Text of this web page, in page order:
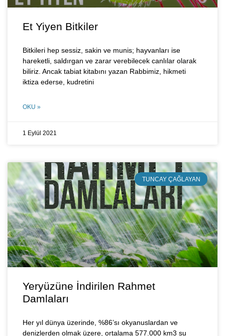
Et Yiyen Bitkiler
Bitkileri hep sessiz, sakin ve munis; hayvanları ise
hareketli, saldırgan ve zarar verebilecek canlılar olarak
biliriz. Ancak tabiat kitabını yazan Rabbimiz, hikmeti
iktiza ederse, kudretini
OKU »
1 Eylül 2021
TUNCAY ÇAĞLAYAN
Yeryüzüne İndirilen Rahmet
Damlaları
Her yıl dünya üzerinde, %86’sı okyanuslardan ve
denizlerden olmak üzere, ortalama 577.000 km3 su